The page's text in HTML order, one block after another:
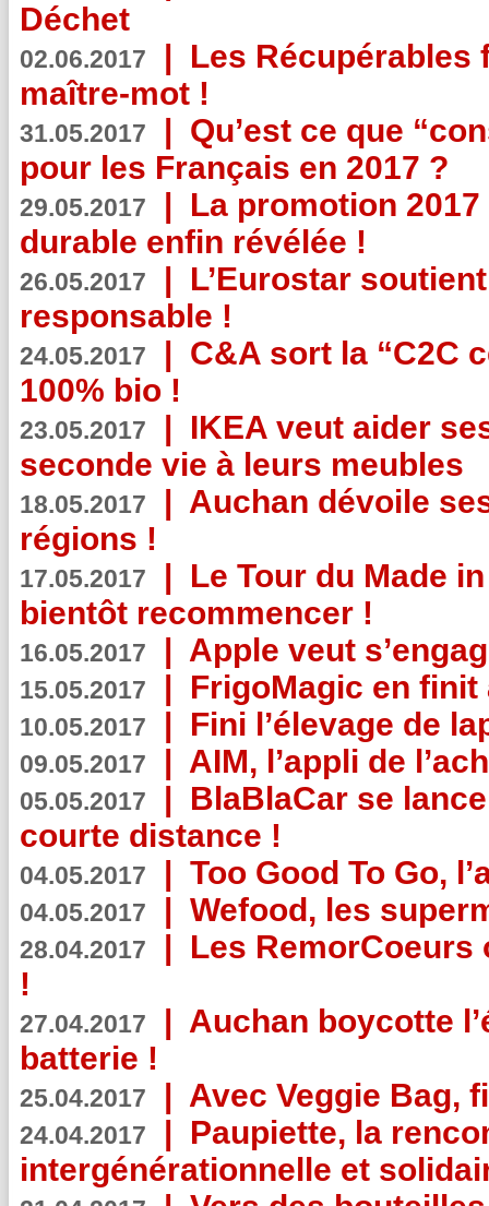
Déchet
02.06.2017 | Les Récupérables
maître-mot !
31.05.2017 | Qu’est ce que
pour les Français en 2017 ?
29.05.2017 | La promotion
durable enfin révélée !
26.05.2017 | L’Eurostar
responsable !
24.05.2017 | C&A sort la “C2C
100% bio !
23.05.2017 | IKEA veut aider
seconde vie à leurs meubles
18.05.2017 | Auchan dévoile
régions !
17.05.2017 | Le Tour du Made
bientôt recommencer !
16.05.2017 | Apple veut
15.05.2017 | FrigoMagic en
10.05.2017 | Fini l’élevage de
09.05.2017 | AIM, l’appli de
05.05.2017 | BlaBlaCar se
courte distance !
04.05.2017 | Too Good To Go,
04.05.2017 | Wefood, les
28.04.2017 | Les RemorCoeurs
!
27.04.2017 | Auchan boycotte
batterie !
25.04.2017 | Avec Veggie Bag,
24.04.2017 | Paupiette, la
intergénérationnelle et